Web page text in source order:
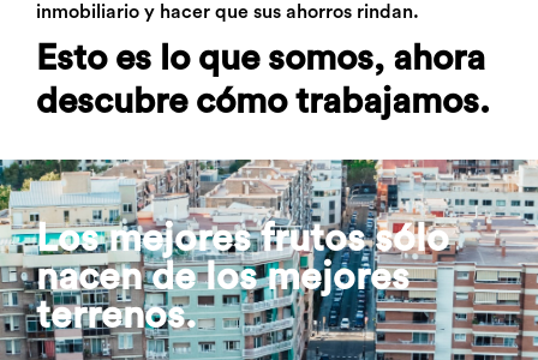
inmobiliario y hacer que sus ahorros rindan.
Esto es lo que somos, ahora
descubre cómo trabajamos.
Los mejores frutos sólo
nacen de los mejores
terrenos.